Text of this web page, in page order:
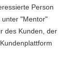
Person
unter "Mentor"
des Kunden, der